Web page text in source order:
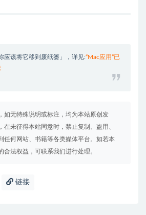
应该将它移到废纸篓」，详见:“Mac应用”已
如无特殊说明或标注，均为本站原创发
在未征得本站同意时，禁止复制、盗用、
任何网站、书籍等各类媒体平台。如若本
合法权益，可联系我们进行处理。
链接